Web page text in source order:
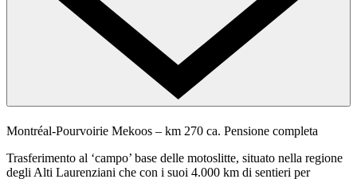
Montréal-Pourvoirie Mekoos – km 270 ca. Pensione completa
Trasferimento al ‘campo’ base delle motoslitte, situato nella regione
degli Alti Laurenziani che con i suoi 4.000 km di sentieri per